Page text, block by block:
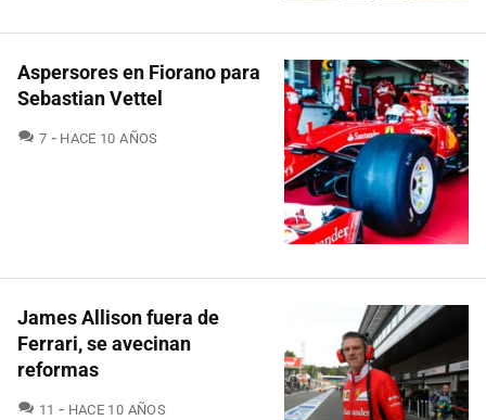
Aspersores en Fiorano para
Sebastian Vettel
7 COMENTARIOS
HACE 10 AÑOS
James Allison fuera de
Ferrari, se avecinan
reformas
11 COMENTARIOS
HACE 10 AÑOS